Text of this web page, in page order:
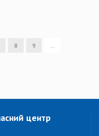
8 9 …
центр